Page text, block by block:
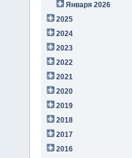
Января 2026
2025
2024
2023
2022
2021
2020
2019
2018
2017
2016